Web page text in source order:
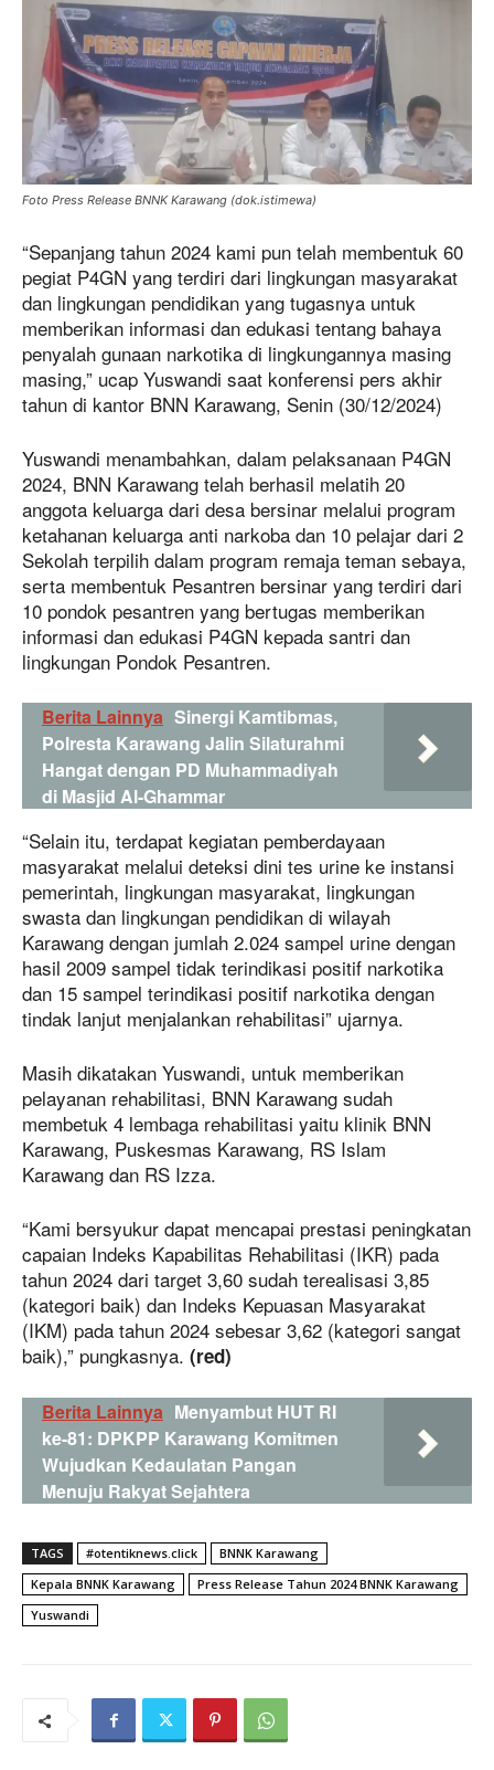
Foto Press Release BNNK Karawang (dok.istimewa)
“Sepanjang tahun 2024 kami pun telah membentuk 60
pegiat P4GN yang terdiri dari lingkungan masyarakat
dan lingkungan pendidikan yang tugasnya untuk
memberikan informasi dan edukasi tentang bahaya
penyalah gunaan narkotika di lingkungannya masing
masing,” ucap Yuswandi saat konferensi pers akhir
tahun di kantor BNN Karawang, Senin (30/12/2024)
Yuswandi menambahkan, dalam pelaksanaan P4GN
2024, BNN Karawang telah berhasil melatih 20
anggota keluarga dari desa bersinar melalui program
ketahanan keluarga anti narkoba dan 10 pelajar dari 2
Sekolah terpilih dalam program remaja teman sebaya,
serta membentuk Pesantren bersinar yang terdiri dari
10 pondok pesantren yang bertugas memberikan
informasi dan edukasi P4GN kepada santri dan
lingkungan Pondok Pesantren.
Berita Lainnya Sinergi Kamtibmas,
Polresta Karawang Jalin Silaturahmi
Hangat dengan PD Muhammadiyah
di Masjid Al-Ghammar
“Selain itu, terdapat kegiatan pemberdayaan
masyarakat melalui deteksi dini tes urine ke instansi
pemerintah, lingkungan masyarakat, lingkungan
swasta dan lingkungan pendidikan di wilayah
Karawang dengan jumlah 2.024 sampel urine dengan
hasil 2009 sampel tidak terindikasi positif narkotika
dan 15 sampel terindikasi positif narkotika dengan
tindak lanjut menjalankan rehabilitasi” ujarnya.
Masih dikatakan Yuswandi, untuk memberikan
pelayanan rehabilitasi, BNN Karawang sudah
membetuk 4 lembaga rehabilitasi yaitu klinik BNN
Karawang, Puskesmas Karawang, RS Islam
Karawang dan RS Izza.
“Kami bersyukur dapat mencapai prestasi peningkatan
capaian Indeks Kapabilitas Rehabilitasi (IKR) pada
tahun 2024 dari target 3,60 sudah terealisasi 3,85
(kategori baik) dan Indeks Kepuasan Masyarakat
(IKM) pada tahun 2024 sebesar 3,62 (kategori sangat
baik),” pungkasnya. (red)
Berita Lainnya Menyambut HUT RI
ke-81: DPKPP Karawang Komitmen
Wujudkan Kedaulatan Pangan
Menuju Rakyat Sejahtera
TAGS #otentiknews.click
BNNK Karawang
Kepala BNNK Karawang
Press Release Tahun 2024 BNNK Karawang
Yuswandi